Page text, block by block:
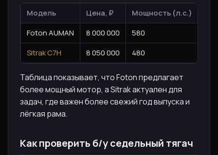
Модель Цена, ₽ Мощность (л.с.)
Foton AUMAN
8 000 000 580
Sitrak C7H
8 050 000 480
Таблица показывает, что Foton предлагает
более мощный мотор, а Sitrak актуален для
задач, где важен более свежий год выпуска и
лёгкая рама.
Как проверить б/у седельный тягач